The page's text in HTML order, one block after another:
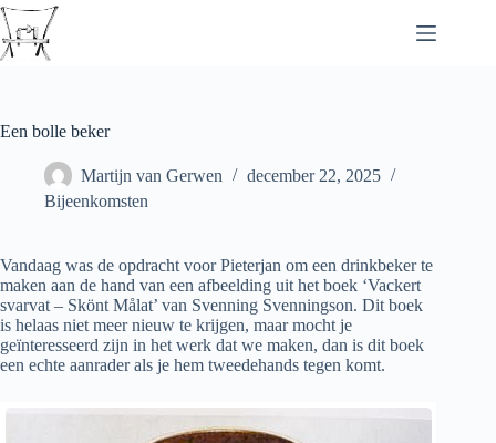
Ga
naar
de
Een bolle beker
Martijn van Gerwen
december 22, 2025
Bijeenkomsten
Vandaag was de opdracht voor Pieterjan om een drinkbeker te
maken aan de hand van een afbeelding uit het boek ‘Vackert
svarvat – Skönt Målat’ van Svenning Svenningson. Dit boek
is helaas niet meer nieuw te krijgen, maar mocht je
geïnteresseerd zijn in het werk dat we maken, dan is dit boek
een echte aanrader als je hem tweedehands tegen komt.